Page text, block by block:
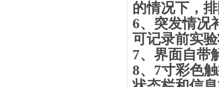
的情况下，
6、 突发情况
可记录前实
7、 界面自带
8、 7寸彩色